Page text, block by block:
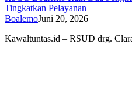
Tingkatkan Pelayanan
BoalemoJuni 20, 2026
Kawaltuntas.id – RSUD drg.